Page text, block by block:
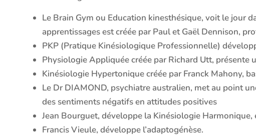
Le Brain Gym ou Education kinesthésique, voit le jour
apprentissages est créée par Paul et Gaël Dennison,
PKP (Pratique Kinésiologique Professionnelle)
Physiologie Appliquée créée par Richard Utt, présente
Kinésiologie Hypertonique créée par Franck Mahony,
Le Dr DIAMOND, psychiatre australien, met au point
des sentiments négatifs en attitudes positives
Jean Bourguet, développe la Kinésiologie
Francis Vieule, développe l’adaptogénèse.